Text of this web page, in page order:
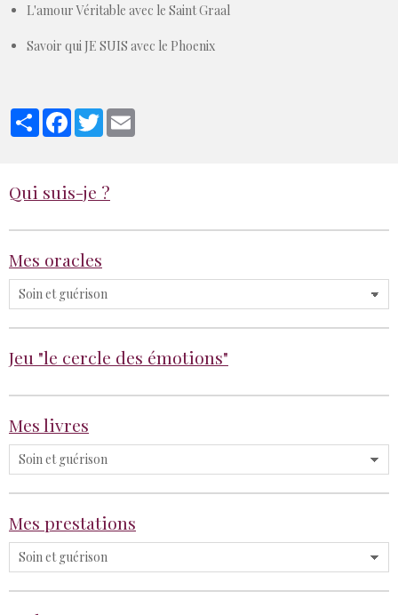
L'amour Véritable avec le Saint Graal
Savoir qui JE SUIS avec le Phoenix
PartagerFacebook
Twitter
Qui suis-je ?
Mes oracles
Jeu "le cercle des émotions"
Mes livres
Mes prestations